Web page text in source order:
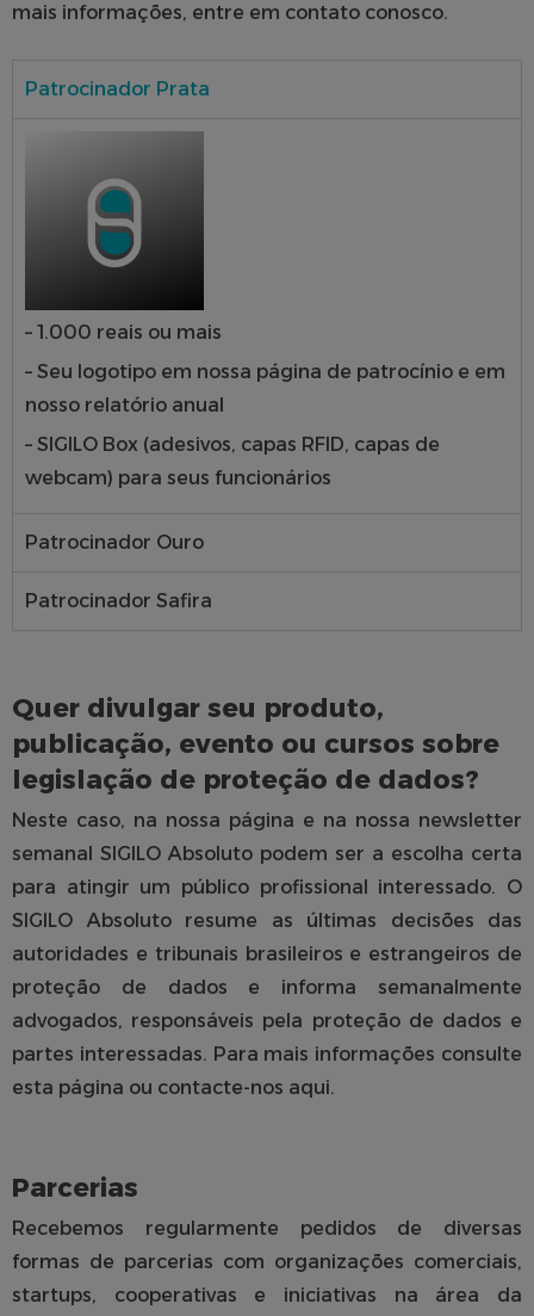
mais informações, entre em contato conosco.
Patrocinador Prata
– 1.000 reais ou mais
– Seu logotipo em nossa página de patrocínio e em
nosso relatório anual
– SIGILO Box (adesivos, capas RFID, capas de
webcam) para seus funcionários
Patrocinador Ouro
Patrocinador Safira
Quer divulgar seu produto,
publicação, evento ou cursos sobre
legislação de proteção de dados?
Neste caso, na nossa página e na nossa newsletter
semanal SIGILO Absoluto podem ser a escolha certa
para atingir um público profissional interessado. O
SIGILO Absoluto resume as últimas decisões das
autoridades e tribunais brasileiros e estrangeiros de
proteção de dados e informa semanalmente
advogados, responsáveis pela proteção de dados e
partes interessadas. Para mais informações consulte
esta página ou contacte-nos aqui.
Parcerias
Recebemos regularmente pedidos de diversas
formas de parcerias com organizações comerciais,
startups, cooperativas e iniciativas na área da